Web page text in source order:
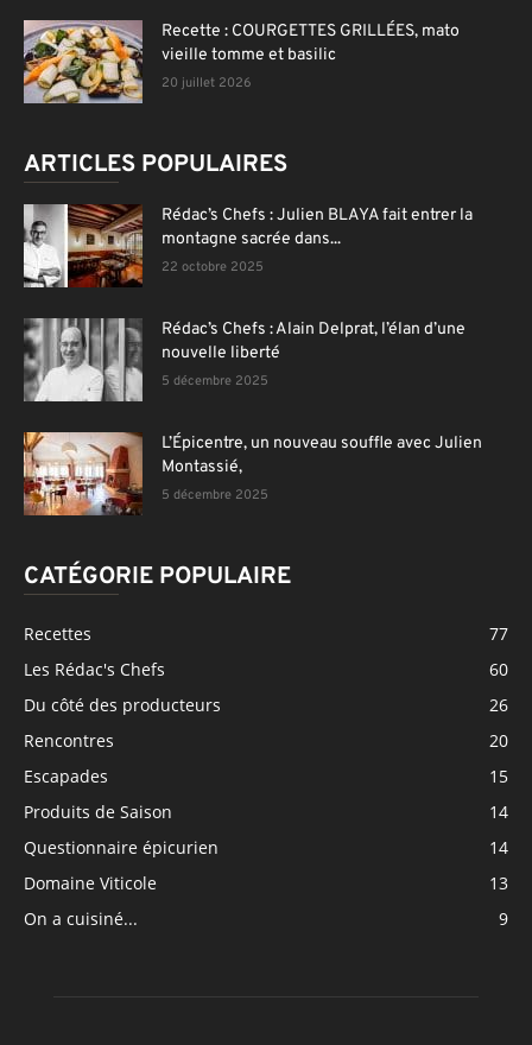
Recette : COURGETTES GRILLÉES, mato
vieille tomme et basilic
20 juillet 2026
ARTICLES POPULAIRES
Rédac’s Chefs : Julien BLAYA fait entrer la
montagne sacrée dans...
22 octobre 2025
Rédac’s Chefs : Alain Delprat, l’élan d’une
nouvelle liberté
5 décembre 2025
L’Épicentre, un nouveau souffle avec Julien
Montassié,
5 décembre 2025
CATÉGORIE POPULAIRE
Recettes
77
Les Rédac's Chefs
60
Du côté des producteurs
26
Rencontres
20
Escapades
15
Produits de Saison
14
Questionnaire épicurien
14
Domaine Viticole
13
On a cuisiné...
9